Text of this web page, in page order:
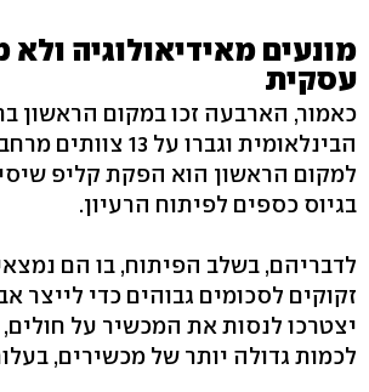
מונעים מאידיאולוגיה
עסקית
כאמור, הארבעה זכו במקום הראשון
הבינלאומית וגברו על
למקום הראשון הוא הפקת קליפ
בגיוס כספים לפיתוח הרעיון.
לדבריהם, בשלב הפיתוח, בו הם
זקוקים לסכומים גבוהים כדי לייצר
יצטרכו לנסות את המכשיר על חולים,
לכמות גדולה יותר של מכשירים,